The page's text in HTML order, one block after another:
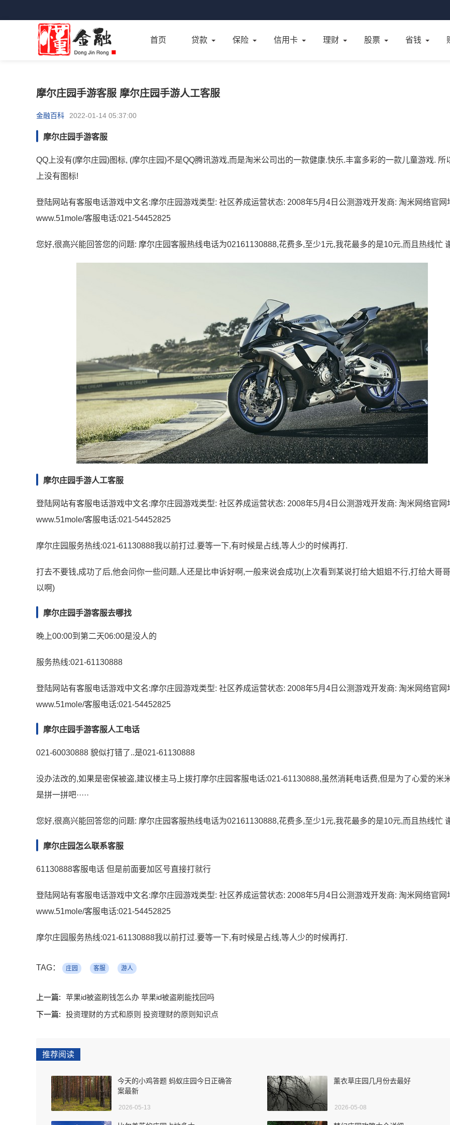
首页 贷款 保险 信用卡 理财 股票 省钱
摩尔庄园手游客服 摩尔庄园手游人工客服
金融百科 2022-01-14 05:37:00
摩尔庄园手游客服
QQ上没有(摩尔庄园)图标, (摩尔庄园)不是QQ腾讯游戏,而是淘米公司出的一款健康.快乐.丰富多彩的一款儿童游戏. 所
上没有图标!
登陆网站有客服电话游戏中文名:摩尔庄园游戏类型: 社区养成运营状态: 2008年5月4日公测游戏开发商: 淘米网络官网
www.51mole/客服电话:021-54452825
您好,很高兴能回答您的问题: 摩尔庄园客服热线电话为02161130888,花费多,至少1元,我花最多的是10元,而且热线忙
摩尔庄园手游人工客服
登陆网站有客服电话游戏中文名:摩尔庄园游戏类型: 社区养成运营状态: 2008年5月4日公测游戏开发商: 淘米网络官网
www.51mole/客服电话:021-54452825
摩尔庄园服务热线:021-61130888我以前打过.要等一下,有时候是占线,等人少的时候再打.
打去不要钱,成功了后,他会问你一些问题,人还是比申诉好啊,一般来说会成功(上次看到某说打给大姐姐不行,打给大哥
以啊)
摩尔庄园手游客服去哪找
晚上00:00到第二天06:00是没人的
服务热线:021-61130888
登陆网站有客服电话游戏中文名:摩尔庄园游戏类型: 社区养成运营状态: 2008年5月4日公测游戏开发商: 淘米网络官网
www.51mole/客服电话:021-54452825
摩尔庄园手游客服人工电话
021-60030888 貌似打错了..是021-61130888
没办法改的,如果是密保被盗,建议楼主马上拨打摩尔庄园客服电话:021-61130888,虽然消耗电话费,但是为了心爱的米
是拼一拼吧·····
您好,很高兴能回答您的问题: 摩尔庄园客服热线电话为02161130888,花费多,至少1元,我花最多的是10元,而且热线忙
摩尔庄园怎么联系客服
61130888客服电话 但是前面要加区号直接打就行
登陆网站有客服电话游戏中文名:摩尔庄园游戏类型: 社区养成运营状态: 2008年5月4日公测游戏开发商: 淘米网络官网
www.51mole/客服电话:021-54452825
摩尔庄园服务热线:021-61130888我以前打过.要等一下,有时候是占线,等人少的时候再打.
TAG： 庄园 客服 游人
上一篇:
苹果id被盗刷钱怎么办 苹果id被盗刷能找回吗
下一篇:
投资理财的方式和原则 投资理财的原则知识点
推荐阅读
今天的小鸡答题 蚂蚁庄园今日正确答
案最新
2026-05-13
薰衣草庄园几月份去最好
2026-05-08